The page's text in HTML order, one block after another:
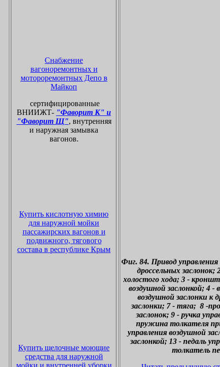
Снабжение
вагоноремонтных и
мотороремонтных Депо в
Майкоп
сертифицированные
ВНИИЖТ- "Фаворит К" и
"Фаворит Щ", внутренняя
и наружная замывка
вагонов.
Купить кислотную химию
для наружной мойки
пассажирских вагонов и
подвижного, тягового
состава в республике Крым
Купить щелочные моющие
средства для наружной
мойки и внутренней уборки
Фиг. 84. Привод
дроссельных заслонок;
холостого хода; 3 -
воздушной заслонкой; 4 -
воздушной заслонки к
заслонки; 7 - тяга; 8 -
заслонок; 9 - ручка
пружина толкателя
управления воздушной
заслонкой; 13 - педаль
толкатель